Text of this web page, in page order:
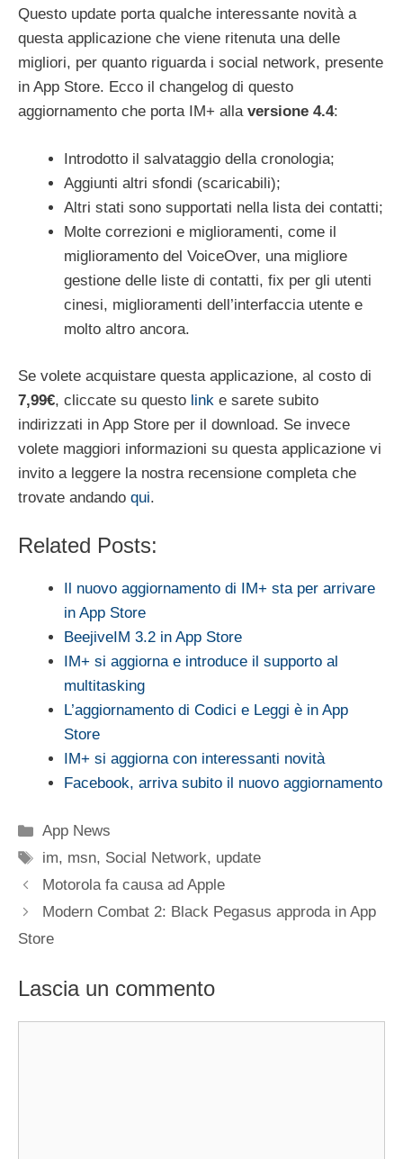
Questo update porta qualche interessante novità a
questa applicazione che viene ritenuta una delle
migliori, per quanto riguarda i social network, presente
in App Store. Ecco il changelog di questo
aggiornamento che porta IM+ allaversione 4.4:
Introdotto il salvataggio della cronologia;
Aggiunti altri sfondi (scaricabili);
Altri stati sono supportati nella lista dei contatti;
Molte correzioni e miglioramenti, come il
miglioramento del VoiceOver, una migliore
gestione delle liste di contatti, fix per gli utenti
cinesi, miglioramenti dell’interfaccia utente e
molto altro ancora.
Se volete acquistare questa applicazione, al costo di
7,99€, cliccate su questo link e sarete subito
indirizzati in App Store per il download. Se invece
volete maggiori informazioni su questa applicazione vi
invito a leggere la nostra recensione completa che
trovate andando qui.
Related Posts:
Il nuovo aggiornamento di IM+ sta per arrivare
in App Store
BeejiveIM 3.2 in App Store
IM+ si aggiorna e introduce il supporto al
multitasking
L’aggiornamento di Codici e Leggi è in App
Store
IM+ si aggiorna con interessanti novità
Facebook, arriva subito il nuovo aggiornamento
Categorie
App News
Tag
im, msn, Social Network, update
Motorola fa causa ad Apple
Modern Combat 2: Black Pegasus approda in App
Store
Lascia un commento